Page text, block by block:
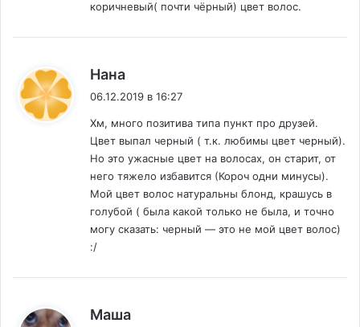
коричневый( почти чёрный) цвет волос.
Нана
06.12.2019 в 16:27
Хм, много позитива типа пункт про друзей.
Цвет выпал черный ( т.к. любимы цвет черный).
Но это ужасные цвет на волосах, он старит, от
него тяжело избавится (Короч одни минусы).
Мой цвет волос натуральны блонд, крашусь в
голубой ( была какой только не была, и точно
могу сказать: черный — это не мой цвет волос)
:/
Маша